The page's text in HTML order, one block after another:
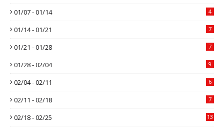
01/07 - 01/14 4
01/14 - 01/21 7
01/21 - 01/28 7
01/28 - 02/04 9
02/04 - 02/11 6
02/11 - 02/18 7
02/18 - 02/25 13